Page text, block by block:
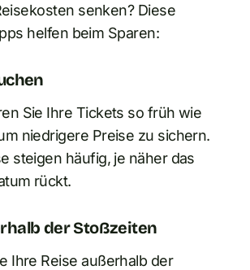
senken? Diese
helfen beim Sparen:
Sie Ihre Tickets so früh wie
niedrigere Preise zu sichern.
steigen häufig, je näher das
rückt.
der Stoßzeiten
Ihre Reise außerhalb der